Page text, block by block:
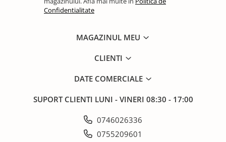
Confidentialitate
MAGAZINUL MEU
CLIENTI
DATE COMERCIALE
SUPORT CLIENTI LUNI - VINERI 08:30 - 17:00
0746026336
0755209601